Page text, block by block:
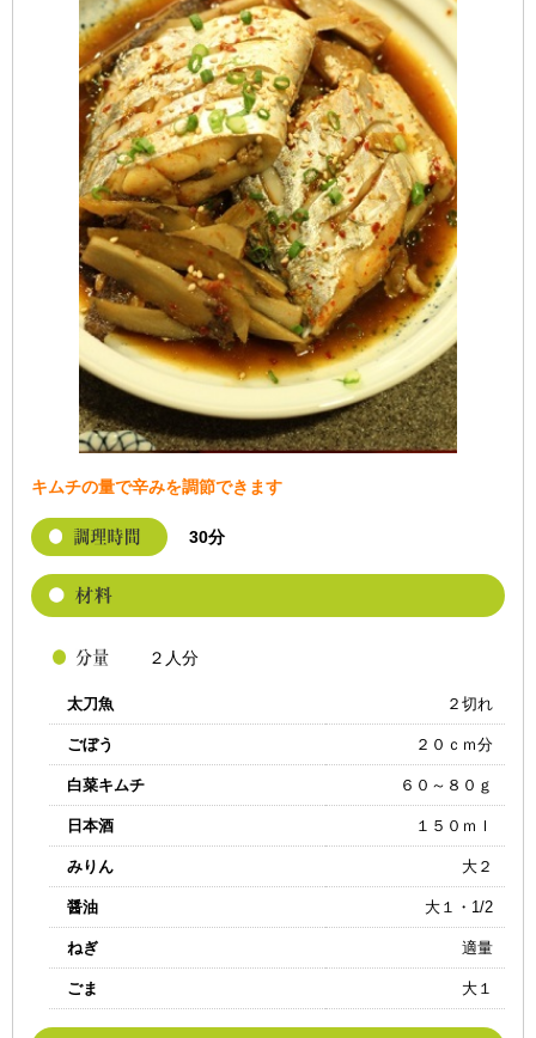
キムチの量で辛みを調節できます
30分
２人分
太刀魚 ２切れ
ごぼう ２０ｃｍ分
白菜キムチ ６０～８０ｇ
日本酒 １５０ｍｌ
みりん 大２
醤油 大１・1/2
ねぎ 適量
ごま 大１